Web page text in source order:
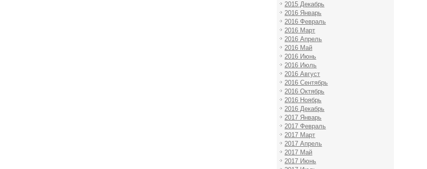
2015 Декабрь
2016 Январь
2016 Февраль
2016 Март
2016 Апрель
2016 Май
2016 Июнь
2016 Июль
2016 Август
2016 Сентябрь
2016 Октябрь
2016 Ноябрь
2016 Декабрь
2017 Январь
2017 Февраль
2017 Март
2017 Апрель
2017 Май
2017 Июнь